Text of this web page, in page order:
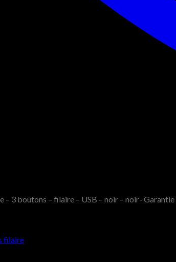
– 3 boutons – filaire – USB – noir – noir-
filaire